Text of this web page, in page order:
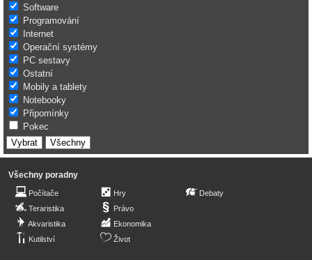
Software
Programování
Internet
Operační systémy
PC sestavy
Ostatní
Mobily a tablety
Notebooky
Připomínky
Pokec
Všechny poradny
Počítače
Teraristika
Akvaristika
Kutilství
Hry
Právo
Ekonomika
Život
Debaty